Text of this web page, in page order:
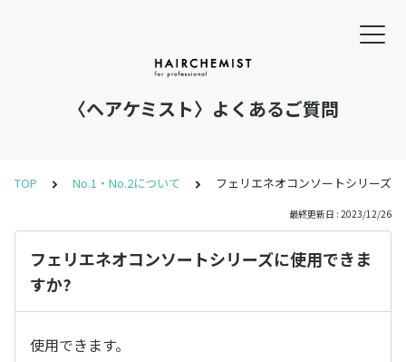
〈ヘアケミスト〉よくあるご質問
TOP No.1・No.2について フェリエネオコンソートシリーズ
最終更新日 : 2023/12/26
フェリエネオコンソートシリーズに使用できま
すか?
使用できます。